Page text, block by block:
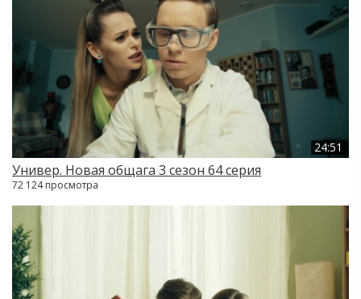
24:51
Универ. Новая общага 3 сезон 64 серия
72 124 просмотра